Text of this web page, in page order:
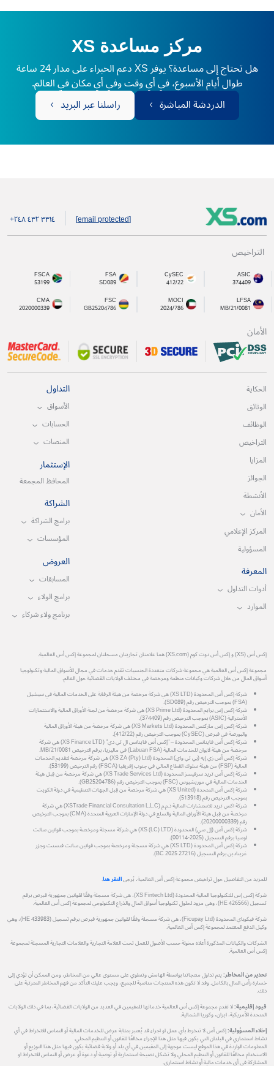
مركز مساعدة XS
هل تحتاج إلى مساعدة؟ يوفر XS دعم الخبراء على مدار 24 ساعة
طوال أيام الأسبوع، في أي وقت وفي أي مكان في العالم.
الدردشة المباشرة
راسلنا عبر البريد
[email protected] +۲٤۸ ٤۳۲ ۳۳۱٤
التراخيص
ASIC
374409
CySEC
412/22
FSA
SD089
FSCA
53199
LFSA
MB/21/0081
MOCI
2024/786
FSC
GB25204786
CMA
2020000339
الأمان
الحكاية
الوثائق
الوظائف
التراخيص
المزايا
الجوائز
الأنشطة
الأمان
المركز الإعلامي
المسؤولية
المعرفة
أدوات التداول
الموارد
التداول
الأسواق
الحسابات
المنصات
الإستثمار
المحافظ المجمعة
الشراكة
برامج الشراكة
المؤسسات
العروض
المسابقات
برامج الولاء
برنامج ولاء شركاء
إكس أس (XS) و إكس أس دوت كوم (XS.com) هما علامتان تجاريتان مسجلتان لمجموعة إكس أس العالمية.
مجموعة إكس أس العالمية هي مجموعة شركات متعددة الجنسيات تقدم خدمات في مجال الأسواق المالية وتكنولوجيا
أسواق المال من خلال شركات وكيانات منظمة ومرخصة في مختلف الولايات القضائية حول العالم.
شركة إكس أس المحدودة (XS LTD) هي شركة مرخصة من هيئة الرقابة على الخدمات المالية في سيشيل
(FSA) بموجب الترخيص رقم (SD089).
شركة إكس إس برايم المحدودة (XS Prime Ltd) هي شركة مرخصة من لجنة الأوراق المالية والاستثمارات
الأسترالية (ASIC) بموجب الترخيص رقم (374409).
شركة إكس إس ماركتس المحدودة (XS Markets Ltd) هي شركة مرخصة من هيئة الأوراق المالية
والبورصة في قبرص (CySEC) بموجب الترخيص رقم (412/22).
شركة إكس أس فاينانس المحدودة – "إكس أس فاينانس ال تي دي" (XS Finance LTD) هي شركة
مرخصة من هيئة لابوان للخدمات المالية (Labuan FSA) في ماليزيا، برقم الترخيص MB/21/0081.
شركة إكس أس زي إيه (بي تي واي) المحدودة (XS ZA (Pty) Ltd) هي شركة مرخصة لتقديم الخدمات
المالية (FSP) من هيئة سلوك القطاع المالي في جنوب إفريقيا (FSCA) رقم الترخيص (53199).
شركة إكس أس تريد سرفيسز المحدودة (XS Trade Services Ltd) هي شركة مرخصة من قِبل هيئة
الخدمات المالية في موريشيوس (FSC) بموجب الترخيص رقم (GB25204786).
شركة إكس أس المتحدة (XS United) هي شركة مرخصة من قِبل الجهات التنظيمية في دولة الكويت
بموجب الترخيص رقم (513918).
شركة اكس تريد للاستشارات المالية ذ.م.م (XSTrade Financial Consultation L.L.C) هي شركة
مرخصة من قِبل هيئة الأوراق المالية والسلع في دولة الإمارات العربية المتحدة (CMA) بموجب الترخيص
رقم (20200000339).
شركة إكس أس (إل سي) المحدودة (XS (LC) LTD) هي شركة مسجلة ومرخصة بموجب قوانين سانت
لوسيا برقم التسجيل (2025-00114).
شركة إكس أس المحدودة (XS LTD) هي شركة مسجلة ومرخصة بموجب قوانين سانت فنسنت وجزر
غرينادين برقم التسجيل (27216 BC 2025).
للمزيد من التفاصيل حول تراخيص مجموعة إكس أس العالمية، يُرجىالنقر هنا.
شركة إكس إس للتكنولوجيا المالية المحدودة (XS Fintech Ltd)، هي شركة مسجلة وفقًا لقوانين جمهورية قبرص برقم
تسجيل (HE 426566)، وهي مزود لحلول تكنولوجيا أسواق المال والذراع التكنولوجي لمجموعة إكس أس العالمية.
شركة فيكوباي المحدودة (Ficupay Ltd)، هي شركة مسجلة وفقًا لقوانين جمهورية قبرص برقم تسجيل (HE 433983)، وهي
وكيل الدفع المعتمد لمجموعة إكس أس العالمية.
الشركات والكيانات المذكورة أعلاه مخولة حسب الأصول للعمل تحت العلامة التجارية والعلامات التجارية المسجلة لمجموعة
إكس أس العالمية.
تحذير من المخاطر:يتم تداول منتجاتنا بواسطة الهامش وتنطوي على مستوى عالي من المخاطر، ومن الممكن أن تؤدي إلى
خسارة رأس المال بالكامل. وقد لا تكون هذه المنتجات مناسبة للجميع، ويجب عليك التأكد من فهم المخاطر المترتبة على
ذلك.
قيود إقليمية:لا تقدم مجموعة إكس أس العالمية خدماتها للمقيمين في العديد من الولايات القضائية، بما في ذلك الولايات
المتحدة الأمريكية، ايران، وكوريا الشمالية.
إخلاء المسؤولية:إكس أس لا تنخرط بأي عمل او اجراء قد يُعتبر بمثابة عرض للخدمات المالية أو التماس للانخراط في أي
نشاط استثماري في البلدان التي يكون فيها مثل هذا الإجراء مخالفًا للقانون أو التنظيم المحلي.
المعلومات الواردة في هذا الموقع ليست موجهة إلى المقيمين في أي بلد أو ولاية قضائية يكون فيها مثل هذا التوزيع أو
الاستخدام مخالفًا للقانون أو التنظيم المحلي ولا تشكل نصيحة استثمارية أو توصية أو دعوة أو عرض أو التماس للانخراط او
المشاركة في أي خدمات مالية أو نشاط استثماري.